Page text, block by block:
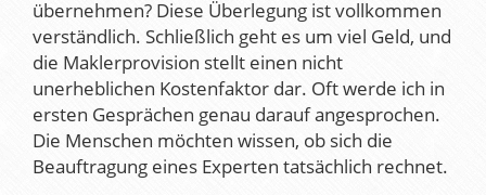
übernehmen? Diese Überlegung ist vollkommen
verständlich. Schließlich geht es um viel Geld, und
die Maklerprovision stellt einen nicht
unerheblichen Kostenfaktor dar. Oft werde ich in
ersten Gesprächen genau darauf angesprochen.
Die Menschen möchten wissen, ob sich die
Beauftragung eines Experten tatsächlich rechnet.